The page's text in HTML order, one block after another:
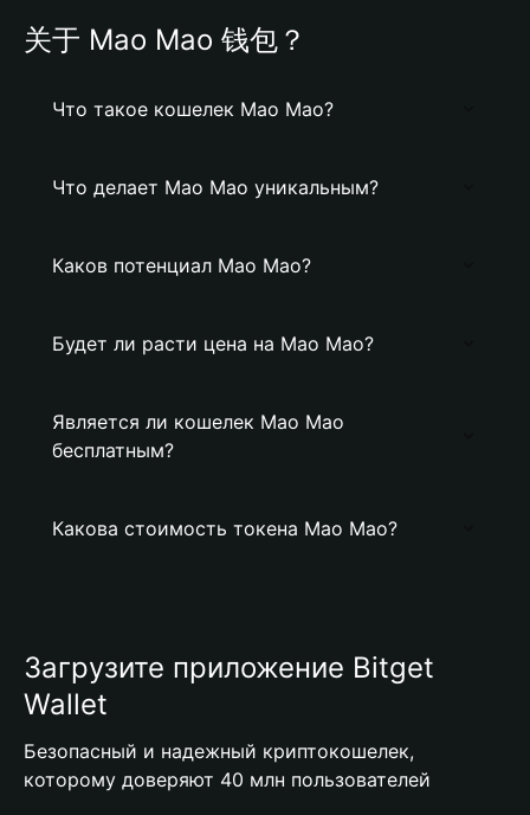
关于 Mao Mao 钱包？
Что такое кошелек Mao Mao?
Что делает Mao Mao уникальным?
Каков потенциал Mao Mao?
Будет ли расти цена на Mao Mao?
Является ли кошелек Mao Mao
бесплатным?
Какова стоимость токена Mao Mao?
Загрузите приложение Bitget
Wallet
Безопасный и надежный криптокошелек,
которому доверяют 40 млн пользователей